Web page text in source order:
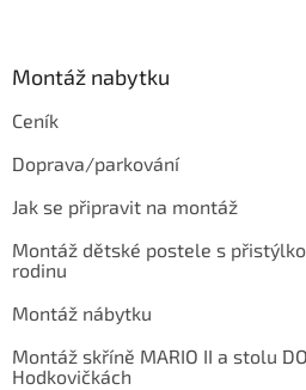
Montáž nabytku
Ceník
Doprava/parkování
Jak se připravit na montáž
Montáž dětské postele s
rodinu
Montáž nábytku
Montáž skříně MARIO II a stolu
Hodkovičkách